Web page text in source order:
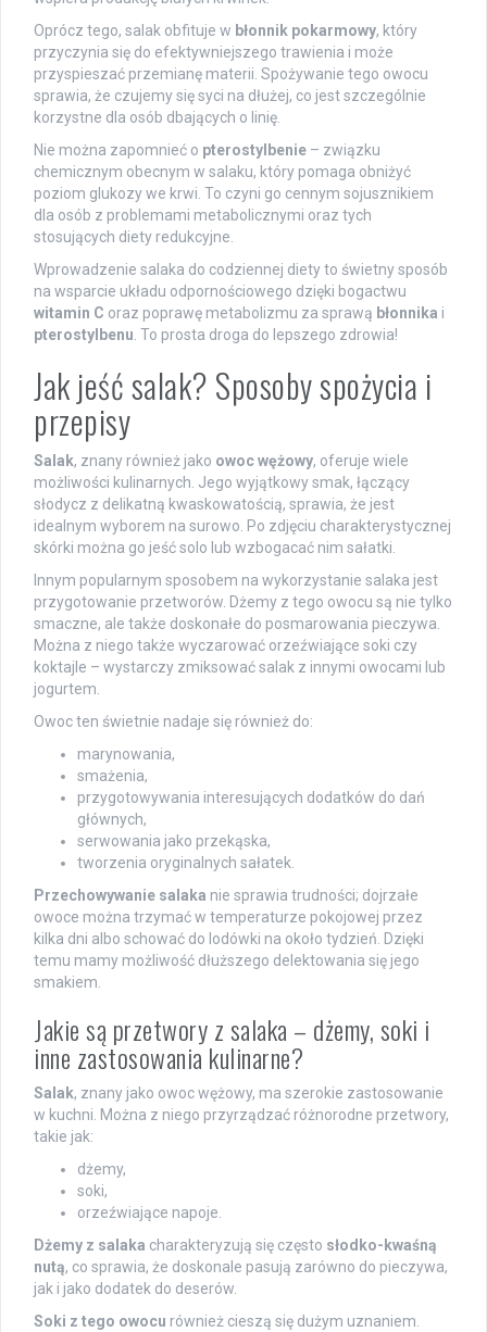
Oprócz tego, salak obfituje w błonnik pokarmowy, który
przyczynia się do efektywniejszego trawienia i może
przyspieszać przemianę materii. Spożywanie tego owocu
sprawia, że czujemy się syci na dłużej, co jest szczególnie
korzystne dla osób dbających o linię.
Nie można zapomnieć o pterostylbenie – związku
chemicznym obecnym w salaku, który pomaga obniżyć
poziom glukozy we krwi. To czyni go cennym sojusznikiem
dla osób z problemami metabolicznymi oraz tych
stosujących diety redukcyjne.
Wprowadzenie salaka do codziennej diety to świetny sposób
na wsparcie układu odpornościowego dzięki bogactwu
witamin C oraz poprawę metabolizmu za sprawą błonnika i
pterostylbenu . To prosta droga do lepszego zdrowia!
Jak jeść salak? Sposoby spożycia i
przepisy
Salak, znany również jako owoc wężowy, oferuje wiele
możliwości kulinarnych. Jego wyjątkowy smak, łączący
słodycz z delikatną kwaskowatością, sprawia, że jest
idealnym wyborem na surowo. Po zdjęciu charakterystycznej
skórki można go jeść solo lub wzbogacać nim sałatki.
Innym popularnym sposobem na wykorzystanie salaka jest
przygotowanie przetworów. Dżemy z tego owocu są nie tylko
smaczne, ale także doskonałe do posmarowania pieczywa.
Można z niego także wyczarować orzeźwiające soki czy
koktajle – wystarczy zmiksować salak z innymi owocami lub
jogurtem.
Owoc ten świetnie nadaje się również do:
marynowania,
smażenia,
przygotowywania interesujących dodatków do dań
głównych,
serwowania jako przekąska,
tworzenia oryginalnych sałatek.
Przechowywanie salaka nie sprawia trudności; dojrzałe
owoce można trzymać w temperaturze pokojowej przez
kilka dni albo schować do lodówki na około tydzień. Dzięki
temu mamy możliwość dłuższego delektowania się jego
smakiem.
Jakie są przetwory z salaka – dżemy, soki i
inne zastosowania kulinarne?
Salak, znany jako owoc wężowy, ma szerokie zastosowanie
w kuchni. Można z niego przyrządzać różnorodne przetwory,
takie jak:
dżemy,
soki,
orzeźwiające napoje.
Dżemy z salaka charakteryzują się często słodko-kwaśną
nutą, co sprawia, że doskonale pasują zarówno do pieczywa,
jak i jako dodatek do deserów.
Soki z tego owocu również cieszą się dużym uznaniem.